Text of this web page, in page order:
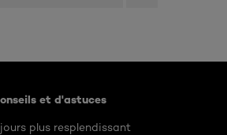
et d'astuces
plus resplendissant